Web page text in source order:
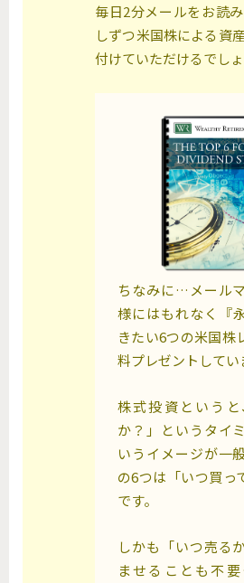
毎日2分メールをお読
しずつ米国株による資
付けていただけるでしょ
ちなみに…メール
様にはもれなく『
きたい6つの米国株
料プレゼントしてい
株式投資という
か？」というタイ
いうイメージが一
の6つは「いつ買っ
です。
しかも「いつ売る
ませることも不